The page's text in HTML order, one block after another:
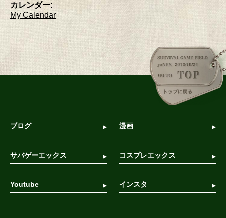
カレンダー:
My Calendar
ブログ 漫画
サバゲーエックス コスプレエックス
Youtube インスタ